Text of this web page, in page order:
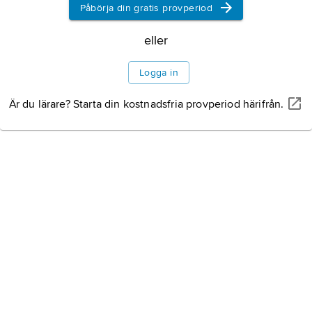
Påbörja din gratis provperiod
eller
Logga in
Är du lärare? Starta din kostnadsfria provperiod härifrån.